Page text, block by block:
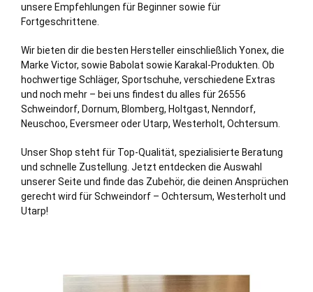
unsere Empfehlungen für Beginner sowie für
Fortgeschrittene.
Wir bieten dir die besten Hersteller einschließlich Yonex, die
Marke Victor, sowie Babolat sowie Karakal-Produkten. Ob
hochwertige Schläger, Sportschuhe, verschiedene Extras
und noch mehr – bei uns findest du alles für 26556
Schweindorf, Dornum, Blomberg, Holtgast, Nenndorf,
Neuschoo, Eversmeer oder Utarp, Westerholt, Ochtersum.
Unser Shop steht für Top-Qualität, spezialisierte Beratung
und schnelle Zustellung. Jetzt entdecken die Auswahl
unserer Seite und finde das Zubehör, die deinen Ansprüchen
gerecht wird für Schweindorf – Ochtersum, Westerholt und
Utarp!